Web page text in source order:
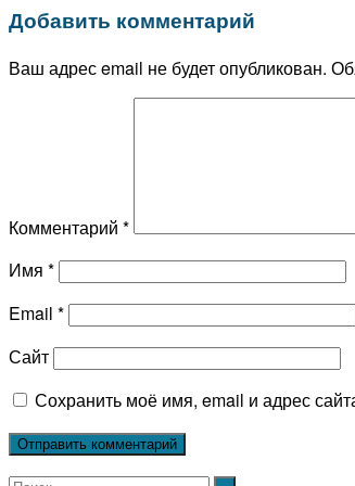
Добавить комментарий
Ваш адрес email не будет опубликован.
Комментарий *
Имя *
Email *
Сайт
Сохранить моё имя, email и адрес